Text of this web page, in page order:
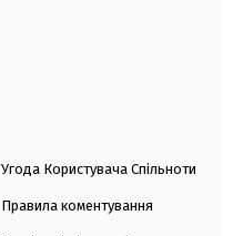
Угода Користувача Спільноти
Правила коментування